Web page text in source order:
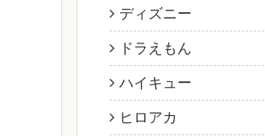
ディズニー
ドラえもん
ハイキュー
ヒロアカ